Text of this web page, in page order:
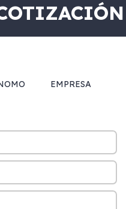
EMPRESA